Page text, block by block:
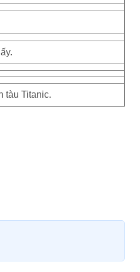
tàu Titanic.